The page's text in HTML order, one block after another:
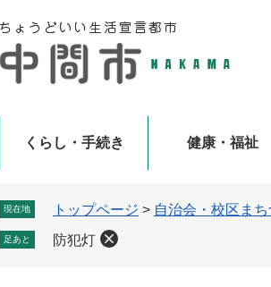
くらし・手続き 健康・福祉
現在地 トップページ > 自治会・校区ま
足あと 防犯灯